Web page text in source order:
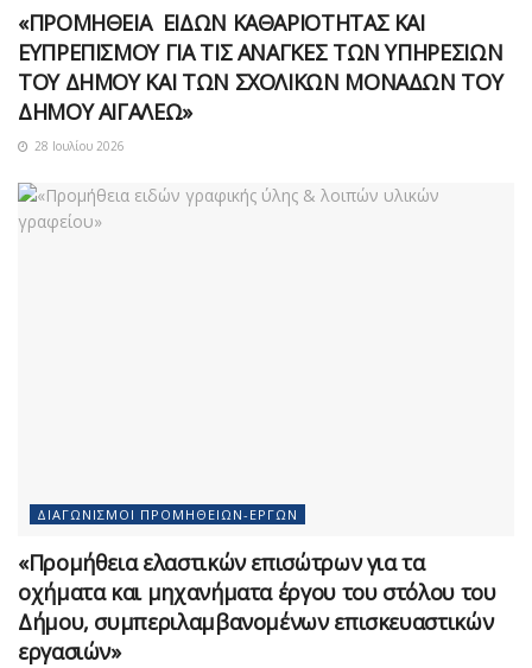
«ΠΡΟΜΗΘΕΙΑ ΕΙΔΩΝ ΚΑΘΑΡΙΟΤΗΤΑΣ ΚΑΙ
ΕΥΠΡΕΠΙΣΜΟΥ ΓΙΑ ΤΙΣ ΑΝΑΓΚΕΣ ΤΩΝ ΥΠΗΡΕΣΙΩΝ
ΤΟΥ ΔΗΜΟΥ ΚΑΙ ΤΩΝ ΣΧΟΛΙΚΩΝ ΜΟΝΑΔΩΝ ΤΟΥ
ΔΗΜΟΥ ΑΙΓΑΛΕΩ»
28 Ιουλίου 2026
ΔΙΑΓΩΝΙΣΜΟΊ ΠΡΟΜΗΘΕΙΏΝ-ΈΡΓΩΝ
«Προμήθεια ελαστικών επισώτρων για τα
οχήματα και μηχανήματα έργου του στόλου του
Δήμου, συμπεριλαμβανομένων επισκευαστικών
εργασιών»